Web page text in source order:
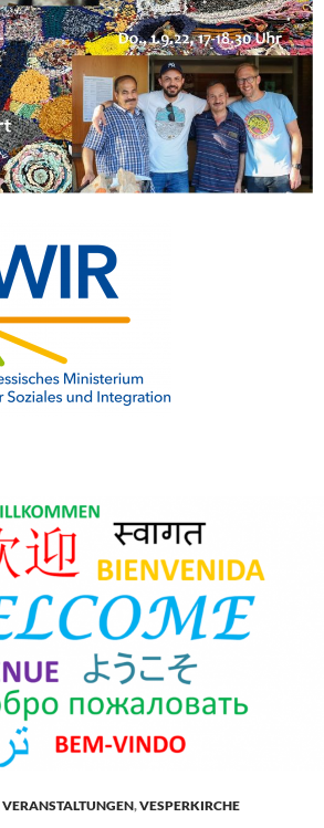
VERANSTALTUNGEN,VESPERKIRCHE